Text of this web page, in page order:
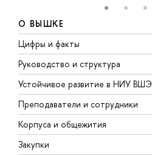
О ВЫШКЕ
Цифры и факты
Руководство и структура
Устойчивое развитие в НИУ ВШЭ
Преподаватели и сотрудники
Корпуса и общежития
Закупки